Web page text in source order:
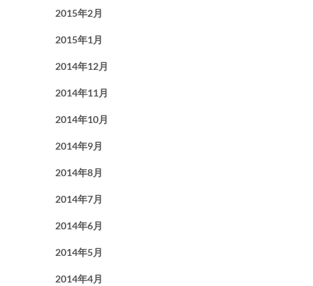
2015年2月
2015年1月
2014年12月
2014年11月
2014年10月
2014年9月
2014年8月
2014年7月
2014年6月
2014年5月
2014年4月